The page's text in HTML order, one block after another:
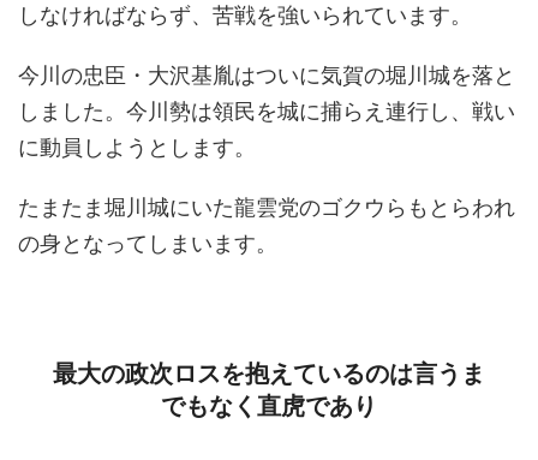
しなければならず、苦戦を強いられています。
今川の忠臣・大沢基胤はついに気賀の堀川城を落と
しました。今川勢は領民を城に捕らえ連行し、戦い
に動員しようとします。
たまたま堀川城にいた龍雲党のゴクウらもとらわれ
の身となってしまいます。
最大の政次ロスを抱えているのは言うま
でもなく直虎であり